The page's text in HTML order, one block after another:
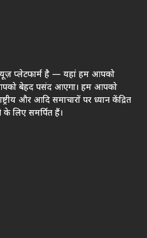
प्लेटफार्म है — यहां हम आपको
बेहद पसंद आएगा। हम आपको
और आदि समाचारों पर ध्यान केंद्रित
के लिए समर्पित हैं।